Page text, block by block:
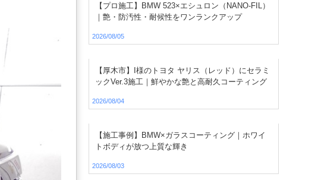
【プロ施工】BMW 523×エシュロン（NANO-FIL）
｜艶・防汚性・耐候性をワンランクアップ
2026/08/05
【厚木市】I様のトヨタ ヤリス（レッド）にセラミ
ックVer.3施工｜鮮やかな艶と高耐久コーティング
2026/08/04
【施工事例】BMW×ガラスコーティング｜ホワイ
トボディが放つ上質な輝き
2026/08/03